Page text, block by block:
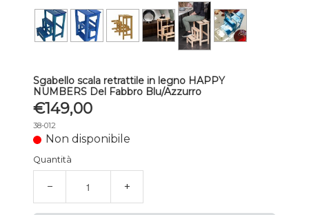
Sgabello scala retrattile in legno HAPPY
NUMBERS Del Fabbro Blu/Azzurro
€149,00
38-012
Non disponibile
Quantità
− +